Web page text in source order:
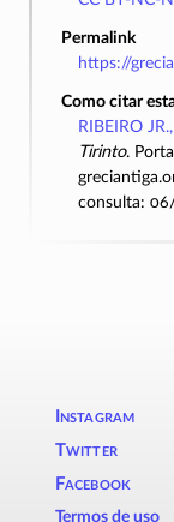
Permalink
https://
Como citar
RIBEIRO
Tirinto.
consulta:
Instagram
Twitter
Facebook
Termos de uso